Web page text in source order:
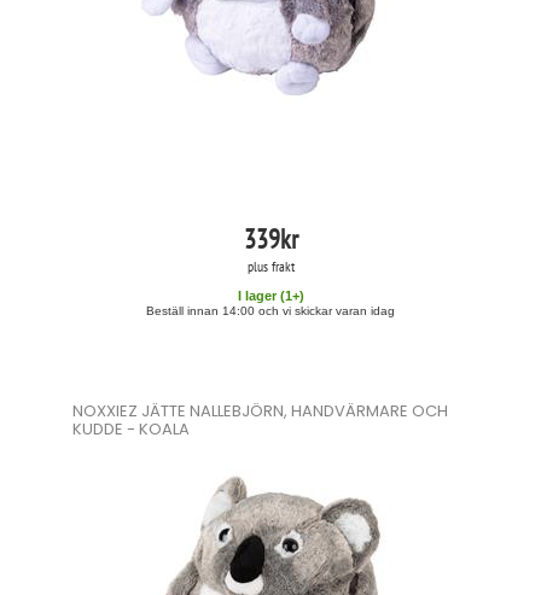
339kr
plus frakt
I lager (1+)
Beställ innan 14:00 och vi skickar varan idag
NOXXIEZ JÄTTE NALLEBJÖRN, HANDVÄRMARE OCH
KUDDE - KOALA